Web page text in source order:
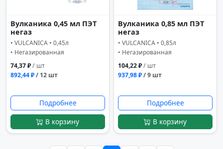
Вулканика 0,45 мл ПЭТ
негаз
• VULCANICA • 0,45л
• Негазированная
74,37 ₽/ шт
892,44 ₽/ 12 шт
Подробнее
В корзину
Вулканика 0,85 мл ПЭТ
негаз
• VULCANICA • 0,85л
• Негазированная
104,22 ₽/ шт
937,98 ₽/ 9 шт
Подробнее
В корзину